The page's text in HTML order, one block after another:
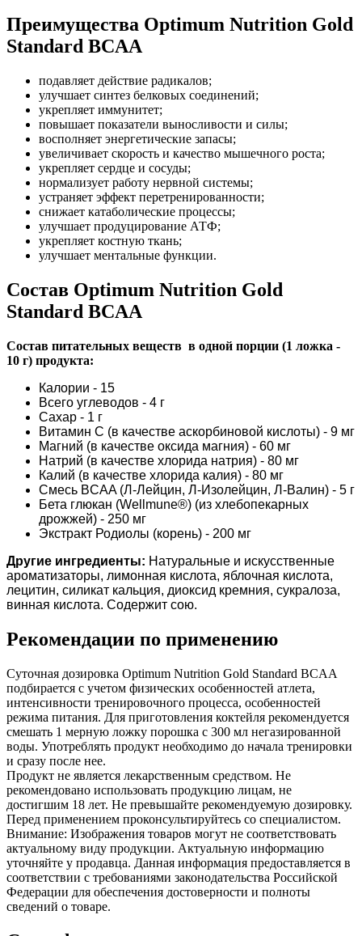
Преимущества Optimum Nutrition Gold
Standard BCAA
подавляет действие радикалов;
улучшает синтез белковых соединений;
укрепляет иммунитет;
повышает показатели выносливости и силы;
восполняет энергетические запасы;
увеличивает скорость и качество мышечного роста;
укрепляет сердце и сосуды;
нормализует работу нервной системы;
устраняет эффект перетренированности;
снижает катаболические процессы;
улучшает продуцирование АТФ;
укрепляет костную ткань;
улучшает ментальные функции.
Состав Optimum Nutrition Gold
Standard BCAA
Состав питательных веществ в одной порции (1 ложка -
10 г) продукта:
Калории - 15
Всего углеводов - 4 г
Сахар - 1 г
Витамин C (в качестве аскорбиновой кислоты) - 9 мг
Магний (в качестве оксида магния) - 60 мг
Натрий (в качестве хлорида натрия) - 80 мг
Калий (в качестве хлорида калия) - 80 мг
Смесь BCAA (Л-Лейцин, Л-Изолейцин, Л-Валин) - 5 г
Бета глюкан (Wellmune®) (из хлебопекарных
дрожжей) - 250 мг
Экстракт Родиолы (корень) - 200 мг
Другие ингредиенты: Натуральные и искусственные
ароматизаторы, лимонная кислота, яблочная кислота,
лецитин, силикат кальция, диоксид кремния, сукралоза,
винная кислота. Содержит сою.
Рекомендации по применению
Суточная дозировка Optimum Nutrition Gold Standard BCAA
подбирается с учетом физических особенностей атлета,
интенсивности тренировочного процесса, особенностей
режима питания. Для приготовления коктейля рекомендуется
смешать 1 мерную ложку порошка с 300 мл негазированной
воды. Употреблять продукт необходимо до начала тренировки
и сразу после нее.
Продукт не является лекарственным средством. Не
рекомендовано использовать продукцию лицам, не
достигшим 18 лет. Не превышайте рекомендуемую дозировку.
Перед применением проконсультируйтесь со специалистом.
Внимание: Изображения товаров могут не соответствовать
актуальному виду продукции. Актуальную информацию
уточняйте у продавца. Данная информация предоставляется в
соответствии с требованиями законодательства Российской
Федерации для обеспечения достоверности и полноты
сведений о товаре.